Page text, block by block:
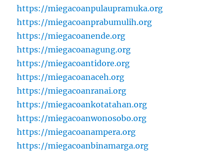
https://miegacoanpulaupramuka.org
https://miegacoanprabumulih.org
https://miegacoanende.org
https://miegacoanagung.org
https://miegacoantidore.org
https://miegacoanaceh.org
https://miegacoanranai.org
https://miegacoankotatahan.org
https://miegacoanwonosobo.org
https://miegacoanampera.org
https://miegacoanbinamarga.org